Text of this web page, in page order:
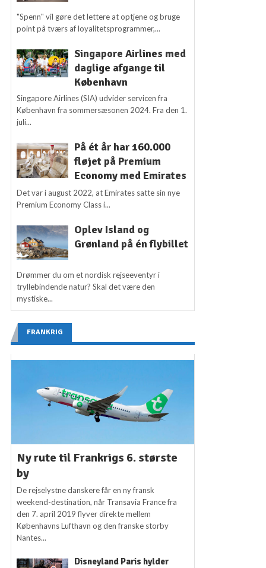
"Spenn" vil gøre det lettere at optjene og bruge
point på tværs af loyalitetsprogrammer,...
Singapore Airlines med
daglige afgange til
København
Singapore Airlines (SIA) udvider servicen fra
København fra sommersæsonen 2024. Fra den 1.
juli...
På ét år har 160.000
fløjet på Premium
Economy med Emirates
Det var i august 2022, at Emirates satte sin nye
Premium Economy Class i...
Oplev Island og
Grønland på én flybillet
Drømmer du om et nordisk rejseeventyr i
tryllebindende natur? Skal det være den
mystiske...
FRANKRIG
Ny rute til Frankrigs 6. største
by
De rejselystne danskere får en ny fransk
weekend-destination, når Transavia France fra
den 7. april 2019 flyver direkte mellem
Københavns Lufthavn og den franske storby
Nantes...
Disneyland Paris hylder